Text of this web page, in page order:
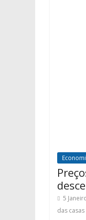
5
das casas